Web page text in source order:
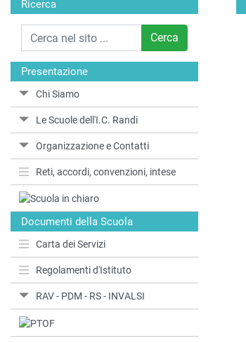
Ricerca
Cerca
Presentazione
Chi Siamo
Le Scuole dell'I.C. Randi
Organizzazione e Contatti
Reti, accordi, convenzioni, intese
Documenti della Scuola
Carta dei Servizi
Regolamenti d'Istituto
RAV - PDM - RS - INVALSI